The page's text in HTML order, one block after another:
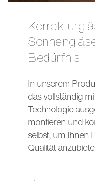
Korrekturgläser und
Bedürfnis
In unserem
das vollständig
Technologie
montieren und
selbst, um Ihnen
Qualität